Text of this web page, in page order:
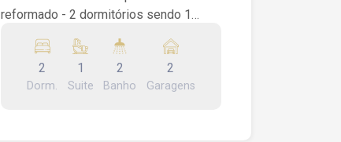
reformado - 2 dormitórios sendo 1
Gourmet já integrada com a sala, com
churrasqueira e cortina de vidro - Ar
condicionado - 2 vagas cobertas em
2
Dorm.
1
Suite
2
Banho
2
Garagens